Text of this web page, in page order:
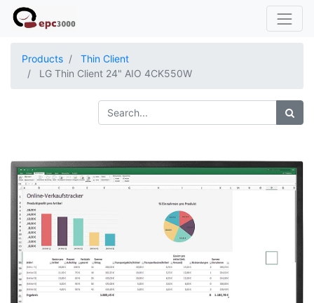
Products
Thin Client
LG Thin Client 24" AIO 4CK550W